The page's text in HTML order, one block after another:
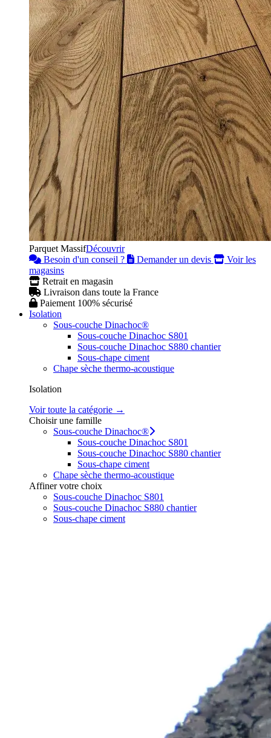
Parquet MassifDécouvrir
Besoin d'un conseil ?
Demander un devis
Voir les
magasins
Retrait en magasin
Livraison dans toute la France
Paiement 100% sécurisé
Isolation
Sous-couche Dinachoc®
Sous-couche Dinachoc S801
Sous-couche Dinachoc S880 chantier
Sous-chape ciment
Chape sèche thermo-acoustique
Isolation
Voir toute la catégorie →
Choisir une famille
Sous-couche Dinachoc®
Sous-couche Dinachoc S801
Sous-couche Dinachoc S880 chantier
Sous-chape ciment
Chape sèche thermo-acoustique
Affiner votre choix
Sous-couche Dinachoc S801
Sous-couche Dinachoc S880 chantier
Sous-chape ciment